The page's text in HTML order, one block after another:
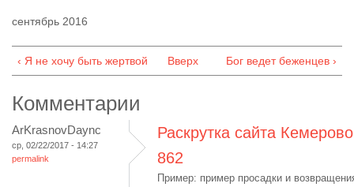
сентябрь 2016
‹ Я не хочу быть жертвой Вверх Бог ведет беженцев ›
Комментарии
ArKrasnovDaync
ср, 02/22/2017 - 14:27
permalink
Раскрутка сайта
862
Пример: пример просадки и